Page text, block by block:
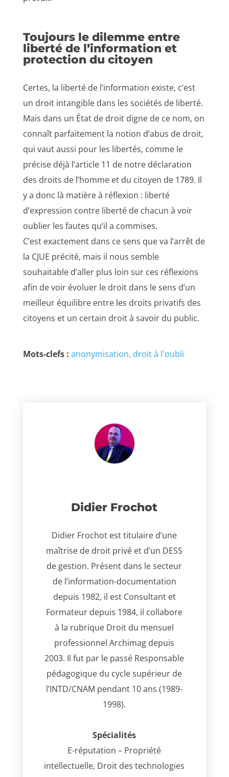
Toujours le dilemme entre
liberté de l’information et
protection du citoyen
Certes, la liberté de l’information existe, c’est
un droit intangible dans les sociétés de liberté.
Mais dans un État de droit digne de ce nom, on
connaît parfaitement la notion d’abus de droit,
qui vaut aussi pour les libertés, comme le
précise déjà l’article 11 de notre déclaration
des droits de l’homme et du citoyen de 1789. Il
y a donc là matière à réflexion : liberté
d’expression contre liberté de chacun à voir
oublier les fautes qu’il a commises.
C’est exactement dans ce sens que va l’arrêt de
la CJUE précité, mais il nous semble
souhaitable d’aller plus loin sur ces réflexions
afin de voir évoluer le droit dans le sens d’un
meilleur équilibre entre les droits privatifs des
citoyens et un certain droit à savoir du public.
Mots-clefs : anonymisation droit à l'oubli
Didier Frochot
Didier Frochot est titulaire d’une
maîtrise de droit privé et d’un DESS
de gestion. Présent dans le secteur
de l’information-documentation
depuis 1982, il est Consultant et
Formateur depuis 1984, il collabore
à la rubrique Droit du mensuel
professionnel Archimag depuis
2003. Il fut par le passé Responsable
pédagogique du cycle supérieur de
l’INTD/CNAM pendant 10 ans (1989-
1998).
Spécialités
E-réputation – Propriété
intellectuelle, Droit des technologies